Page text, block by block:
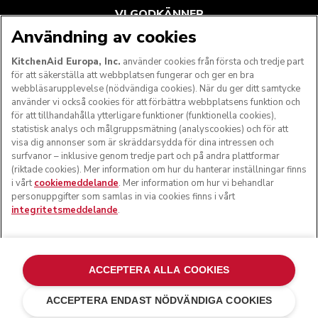
VI GODKÄNNER
FÖLJ OSS
köksmaskinens design är varumärkesskyddade i USA och i
andra länder.
Hantera mina inställningar
Integritetsmeddelande
Användning av cookies
KitchenAid Europa, Inc. använder cookies från första och tredje part
för att säkerställa att webbplatsen fungerar och ger en bra
webbläsarupplevelse (nödvändiga cookies). När du ger ditt samtycke
använder vi också cookies för att förbättra webbplatsens funktion och
för att tillhandahålla ytterligare funktioner (funktionella cookies),
statistisk analys och målgruppsmätning (analyscookies) och för att
visa dig annonser som är skräddarsydda för dina intressen och
surfvanor – inklusive genom tredje part och på andra plattformar
(riktade cookies). Mer information om hur du hanterar inställningar finns
i vårt cookiemeddelande. Mer information om hur vi behandlar
personuppgifter som samlas in via cookies finns i vårt
integritetsmeddelande.
ACCEPTERA ENDAST NÖDVÄNDIGA COOKIES
ACCEPTERA ALLA COOKIES